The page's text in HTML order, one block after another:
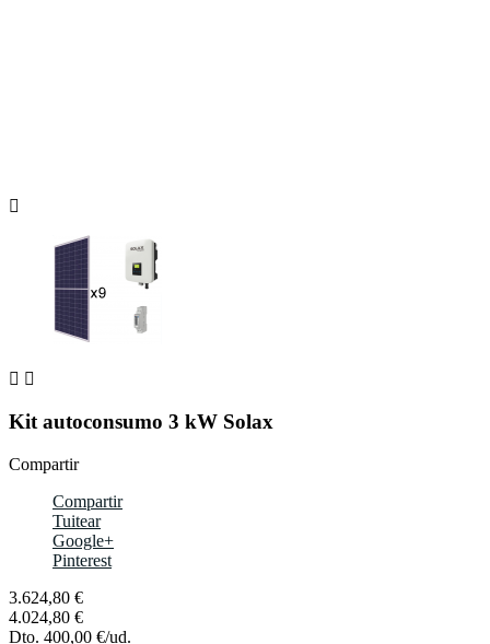

 
Kit autoconsumo 3 kW Solax
Compartir
Compartir
Tuitear
Google+
Pinterest
3.624,80 €
4.024,80 €
Dto. 400,00 €/ud.